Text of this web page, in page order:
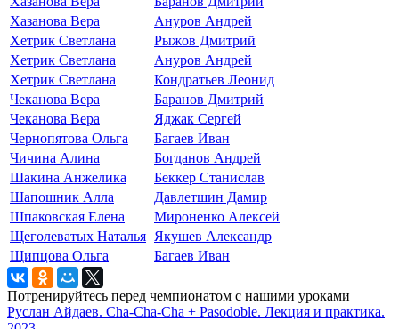
Хазанова Вера
Ануров Андрей
Хетрик Светлана
Рыжов Дмитрий
Хетрик Светлана
Ануров Андрей
Хетрик Светлана
Кондратьев Леонид
Чеканова Вера
Баранов Дмитрий
Чеканова Вера
Яджак Сергей
Чернопятова Ольга
Багаев Иван
Чичина Алина
Богданов Андрей
Шакина Анжелика
Беккер Станислав
Шапошник Алла
Давлетшин Дамир
Шпаковская Елена
Мироненко Алексей
Щеголеватых Наталья Якушев Александр
Щипцова Ольга
Багаев Иван
Потренируйтесь перед чемпионатом с нашими уроками
Руслан Айдаев. Cha-Cha-Cha + Pasodoble. Лекция и практика.